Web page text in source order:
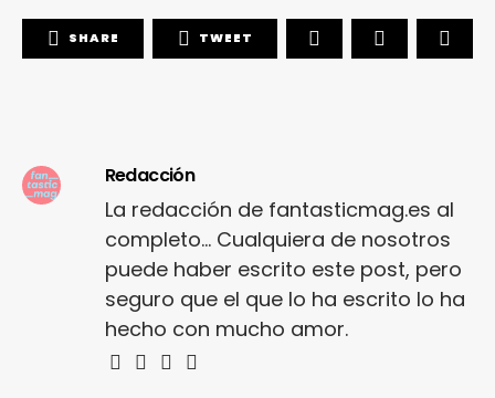
SHARE TWEET
Redacción
La redacción de fantasticmag.es al
completo... Cualquiera de nosotros
puede haber escrito este post, pero
seguro que el que lo ha escrito lo ha
hecho con mucho amor.